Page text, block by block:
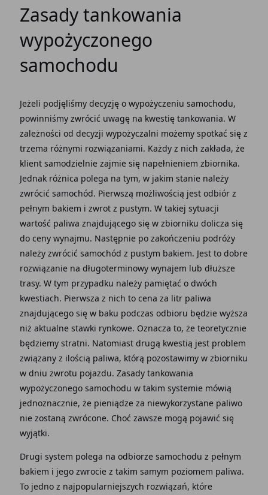
Zasady tankowania
wypożyczonego
samochodu
Jeżeli podjęliśmy decyzję o wypożyczeniu samochodu,
powinniśmy zwrócić uwagę na kwestię tankowania. W
zależności od decyzji wypożyczalni możemy spotkać się z
trzema różnymi rozwiązaniami. Każdy z nich zakłada, że
klient samodzielnie zajmie się napełnieniem zbiornika.
Jednak różnica polega na tym, w jakim stanie należy
zwrócić samochód. Pierwszą możliwością jest odbiór z
pełnym bakiem i zwrot z pustym. W takiej sytuacji
wartość paliwa znajdującego się w zbiorniku dolicza się
do ceny wynajmu. Następnie po zakończeniu podróży
należy zwrócić samochód z pustym bakiem. Jest to dobre
rozwiązanie na długoterminowy wynajem lub dłuższe
trasy. W tym przypadku należy pamiętać o dwóch
kwestiach. Pierwsza z nich to cena za litr paliwa
znajdującego się w baku podczas odbioru będzie wyższa
niż aktualne stawki rynkowe. Oznacza to, że teoretycznie
będziemy stratni. Natomiast drugą kwestią jest problem
związany z ilością paliwa, którą pozostawimy w zbiorniku
w dniu zwrotu pojazdu. Zasady tankowania
wypożyczonego samochodu w takim systemie mówią
jednoznacznie, że pieniądze za niewykorzystane paliwo
nie zostaną zwrócone. Choć zawsze mogą pojawić się
wyjątki.
Drugi system polega na odbiorze samochodu z pełnym
bakiem i jego zwrocie z takim samym poziomem paliwa.
To jedno z najpopularniejszych rozwiązań, które